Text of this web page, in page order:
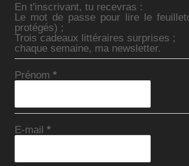
En t'inscrivant, tu recevras :
Le mot de passe pour lire le
protégés) ;
Trois cadeaux littéraires surprises ;
chaque semaine, ma newsletter.
Prénom*
E-mail*